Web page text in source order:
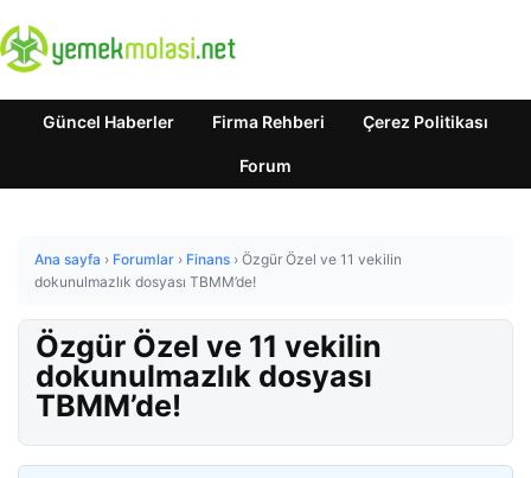
Güncel Haberler Firma Rehberi Çerez Politikası
Forum
Ana sayfa › Forumlar › Finans › Özgür Özel ve 11 vekilin
dokunulmazlık dosyası TBMM’de!
Özgür Özel ve 11 vekilin
dokunulmazlık dosyası
TBMM’de!